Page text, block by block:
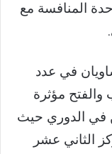
المنافسة مع
في عدد
والفتح مؤثرة
في الدوري حيث
المركز الثاني عشر